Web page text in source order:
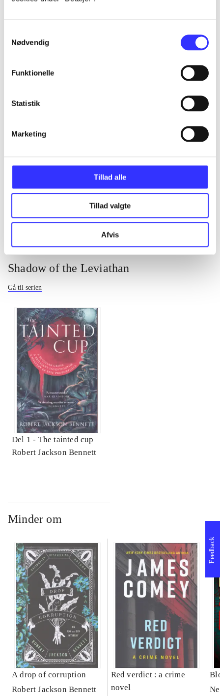
Nødvendig
Funktionelle
Statistik
Marketing
Tillad alle
Tillad valgte
Afvis
Alle registrerede artikler fordelt på udgivelser
...
...
Shadow of the Leviathan
Gå til serien
Del 1 - The tainted cup
Robert Jackson Bennett
Minder om
A drop of corruption
Robert Jackson Bennett
Red verdict : a crime
novel
Feedback